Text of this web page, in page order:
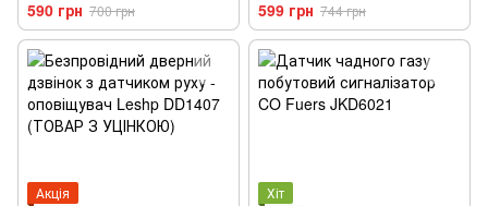
590 грн 700 грн 599 грн 744 грн
Акція
Хіт